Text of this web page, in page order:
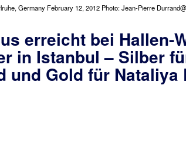
Germany February 12, 2012 Photo: Jean-Pierre
erreicht bei Hallen-
in Istanbul – Silber
und Gold für Nataliya